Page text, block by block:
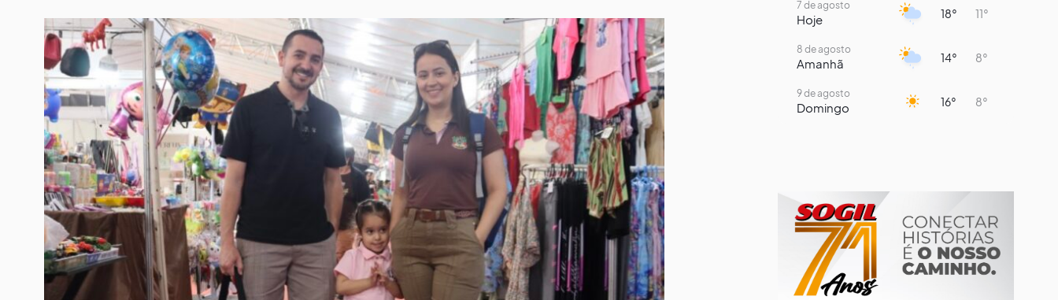
7 de agosto
Hoje 18° 11°
8 de agosto
Amanhã 14° 8°
9 de agosto
Domingo 16° 8°
Terça-Feira 15° 8°
12 de agosto
Quarta-Feira 13° 12°
13 de agosto
Quinta-Feira 16° 13°